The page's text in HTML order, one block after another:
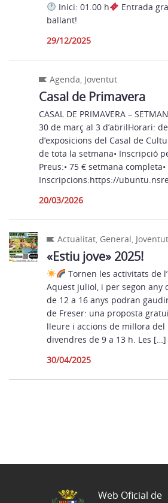
Inici: 01.00 h
Entrada
ballant!
29/12/2025
Agenda, Joventut
Casal de Primavera
CASAL DE PRIMAVERA –
30 de març al 3 d’abrilHorari:
d’exposicions del Casal de
de tota la setmana• Inscripció
Preus:• 75 € setmana
Inscripcions:https://
20/03/2026
Actualitat, General, Joventut
«Estiu jove» 2025!
Tornen les activitats de
Aquest juliol, i per segon any
de 12 a 16 anys podran
de Freser: una proposta
lleure i accions de millora
divendres de 9 a 13 h. Les […]
30/04/2025
Web Oficial de